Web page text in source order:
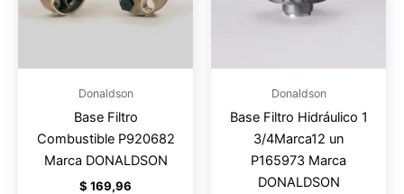
Donaldson
Base Filtro
Combustible P920682
Marca DONALDSON
$ 169,96
Donaldson
Base Filtro Hidráulico 1
3/4Marca12 un
P165973 Marca
DONALDSON